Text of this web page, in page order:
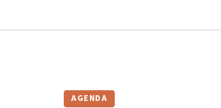
AGENDA